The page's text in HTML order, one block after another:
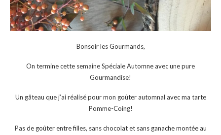
Bonsoir les Gourmands,
On termine cette semaine Spéciale Automne avec une pure
Gourmandise!
Un gâteau que j’ai réalisé pour mon goûter automnal avec ma tarte
Pomme-Coing!
Pas de goûter entre filles, sans chocolat et sans ganache montée au